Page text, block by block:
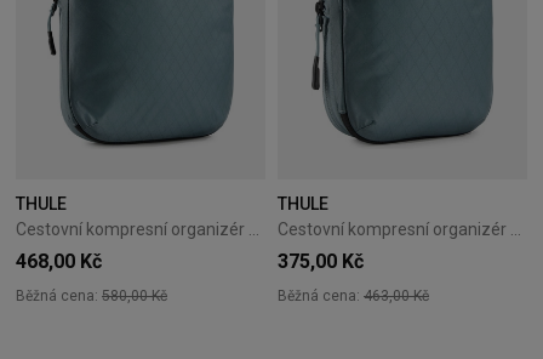
THULE
Cestovní kompresní organizér Thule PackingCube M Pond Gray
468,00 Kč
Běžná cena: 580,00 Kč
THULE
Cestovní kompresní organizér Thule PackingCube S Pond Gray
375,00 Kč
Běžná cena: 463,00 Kč